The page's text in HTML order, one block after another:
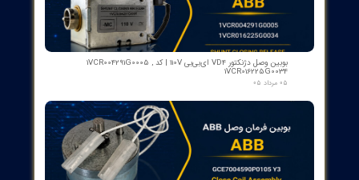
پاسخ: در توضیحات محصول به‌طور خاص اشاره نشده است؛ اما ABB
معمولاً استانداردهای صنعتی متداول را در محصولات PLC رعایت
می‌کند. برای تایید گواهی‌های خاص (مثلاً کیفیت یا ایمنی)، می‌توانید
با تیم پشتیبانی فروش تماس بگیرید.
پاسخ: بله. این واحد با رابط Ethernet 10/100 Mbps طراحی شده تا به
شبکه‌های اتوماسیون صنعتی و دستگاه‌های مختلف به‌راحتی متصل
شود و بتواند داده‌ها را به‌صورت Real-time تبادل کند. در صورت نیاز به
راهنمایی ادغام، تیم فنی ما آماده کمک است.